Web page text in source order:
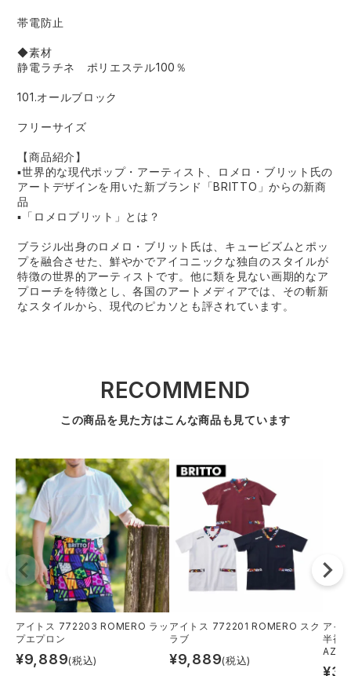
帯電防止
◆素材
静電ラチネ ポリエステル100％
101.オールブロック
フリーサイズ
【商品紹介】
▪世界的な現代ポップ・アーティスト、ロメロ・ブリット氏の
アートデザインを用いた新ブランド「BRITTO」からの新商
品
▪「ロメロブリット」とは？
ブラジル出身のロメロ・ブリット氏は、キュービズムとポッ
プを融合させた、鮮やかでアイコニックな独自のスタイルが
特徴の世界的アーティストです。他に類を見ない画期的なア
プローチを特徴とし、各国のアートメディアでは、その斬新
なスタイルから、現代のピカソとも評されています。
RECOMMEND
この商品を見た方はこんな商品も見ています
アイトス 772203 ROMERO ラッ
プエプロン
¥9,889(税込)
アイトス 772201 ROMERO スク
ラブ
¥9,889(税込)
アイ
半袖
AZ-
¥